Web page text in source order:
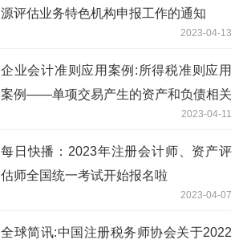
源评估业务特色机构申报工作的通知
2023-04-13
企业会计准则应用案例:所得税准则应用
案例——单项交易产生的资产和负债相关
的递延所得税不适用初始确认豁免的会计
处理
2023-04-11
每日快播：2023年注册会计师、资产评
估师全国统一考试开始报名啦
2023-04-07
全球简讯:中国注册税务师协会关于2022